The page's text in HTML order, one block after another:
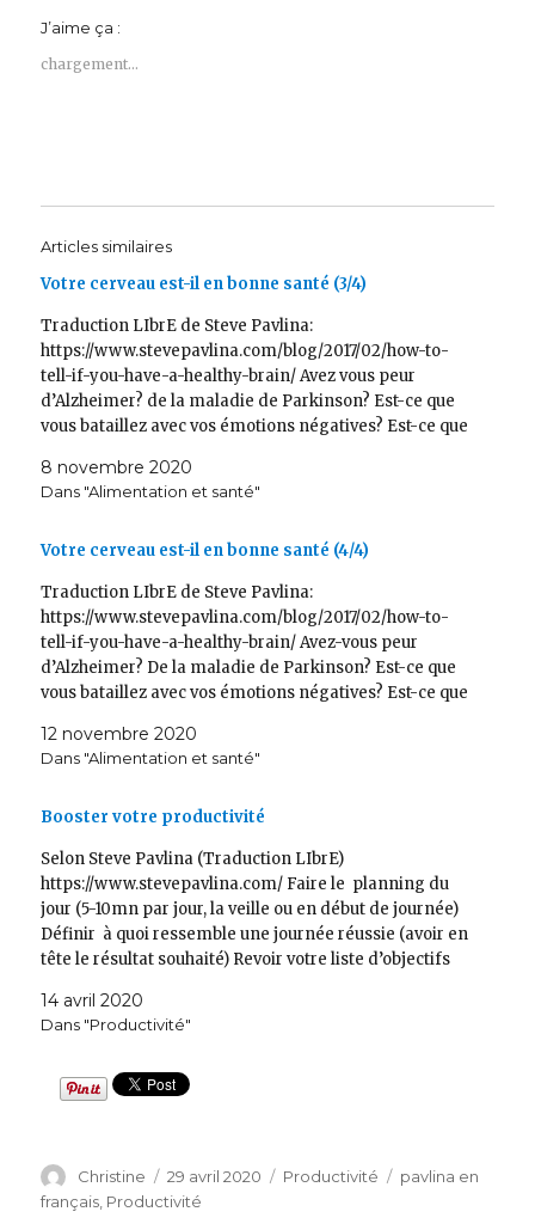
J’aime ça :
chargement…
Articles similaires
Votre cerveau est-il en bonne santé (3/4)
Traduction LIbrE de Steve Pavlina:
https://www.stevepavlina.com/blog/2017/02/how-to-
tell-if-you-have-a-healthy-brain/ Avez vous peur
d’Alzheimer? de la maladie de Parkinson? Est-ce que
vous bataillez avec vos émotions négatives? Est-ce que
de focus? Lisez cet article pour en savoir plus sur une
approche originale qui vous aidera peut-être…
8 novembre 2020
Dans "Alimentation et santé"
Votre cerveau est-il en bonne santé (4/4)
Traduction LIbrE de Steve Pavlina:
https://www.stevepavlina.com/blog/2017/02/how-to-
tell-if-you-have-a-healthy-brain/ Avez-vous peur
d’Alzheimer? De la maladie de Parkinson? Est-ce que
vous bataillez avec vos émotions négatives? Est-ce que
de focus? Lisez cet article pour en savoir plus sur une
approche originale qui vous aidera peut-être à…
12 novembre 2020
Dans "Alimentation et santé"
Booster votre productivité
Selon Steve Pavlina (Traduction LIbrE)
https://www.stevepavlina.com/ Faire le planning du
jour (5-10mn par jour, la veille ou en début de journée)
Définir à quoi ressemble une journée réussie (avoir en
tête le résultat souhaité) Revoir votre liste d’objectifs
claires pour la journée…
14 avril 2020
Dans "Productivité"
Auteur
Christine
Publié
le
29 avril 2020 Catégories
Productivité Étiquettes
pavlina en
français Productivité